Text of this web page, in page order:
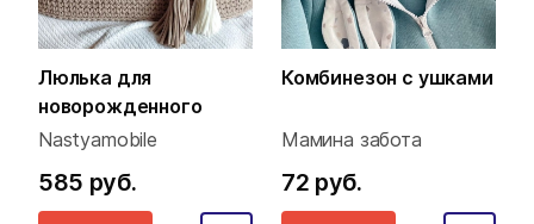
Люлька для
новорожденного
Nastyamobile
585 руб.
Комбинезон с ушками
Мамина забота
72 руб.